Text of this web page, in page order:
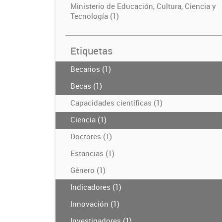
Ministerio de Educación, Cultura, Ciencia y
Tecnología (1)
Etiquetas
Becarios (1)
Becas (1)
Capacidades científicas (1)
Ciencia (1)
Doctores (1)
Estancias (1)
Género (1)
Indicadores (1)
Innovación (1)